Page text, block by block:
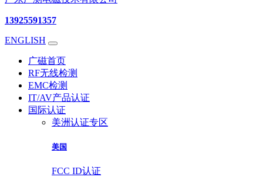
13925591357
ENGLISH
广磁首页
RF无线检测
EMC检测
IT/AV产品认证
国际认证
美洲认证专区
美国
FCC ID认证